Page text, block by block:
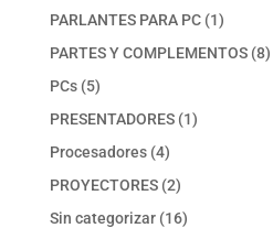
productos
PARLANTES PARA PC 11
producto
PARTES Y COMPLEMENTOS 88
PCs 55
productos
PRESENTADORES 11
Procesadores 44
productos
PROYECTORES 22
productos
Sin categorizar 1616